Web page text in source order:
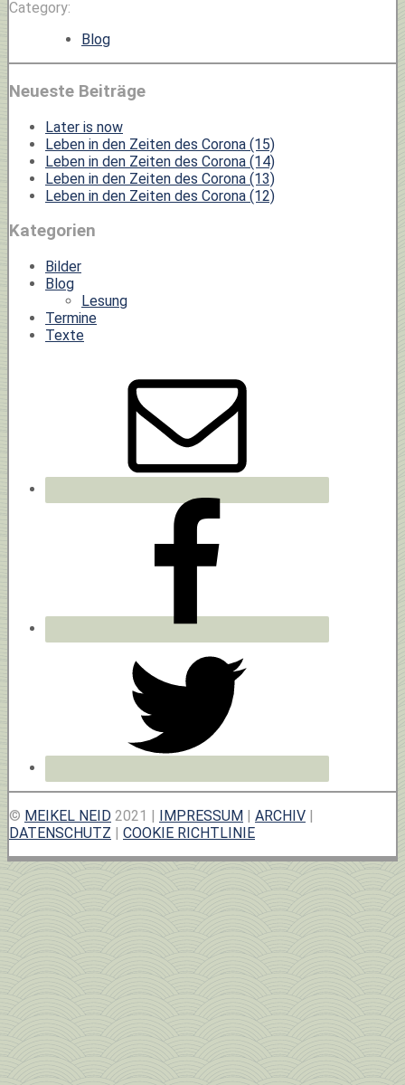
Category:
Blog
Neueste Beiträge
Later is now
Leben in den Zeiten des Corona (15)
Leben in den Zeiten des Corona (14)
Leben in den Zeiten des Corona (13)
Leben in den Zeiten des Corona (12)
Kategorien
Bilder
Blog
Lesung
Termine
Texte
© MEIKEL NEID 2021 | IMPRESSUM ARCHIV
DATENSCHUTZ
COOKIE RICHTLINIE